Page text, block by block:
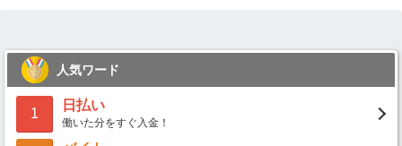
人気ワード
1
日払い
働いた分をすぐ入金！